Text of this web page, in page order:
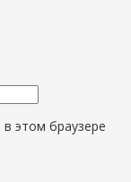
этом браузере